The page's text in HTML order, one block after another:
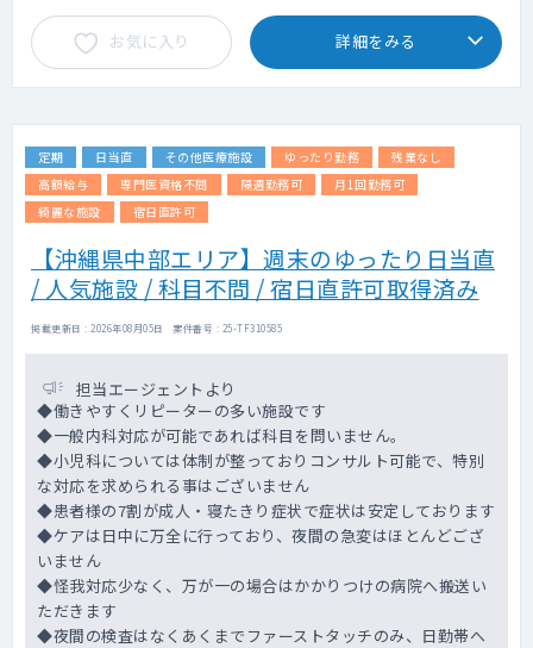
お気に入り 詳細をみる
定期 日当直 その他医療施設 ゆったり勤務
残業なし
高額給与
専門医資格不問 隔週勤務可
月1回勤務可
綺麗な施設
宿日直許可
【沖縄県中部エリア】週末のゆったり日当直
/ 人気施設 / 科目不問 / 宿日直許可取得済み
掲載更新日 : 2026年08月05日 案件番号 : 25-TF310585
担当エージェントより
◆働きやすくリピーターの多い施設です
◆一般内科対応が可能であれば科目を問いません。
◆小児科については体制が整っておりコンサルト可能で、特別
な対応を求められる事はございません
◆患者様の7割が成人・寝たきり症状で症状は安定しております
◆ケアは日中に万全に行っており、夜間の急変はほとんどござ
いません
◆怪我対応少なく、万が一の場合はかかりつけの病院へ搬送い
ただきます
◆夜間の検査はなくあくまでファーストタッチのみ、日勤帯へ